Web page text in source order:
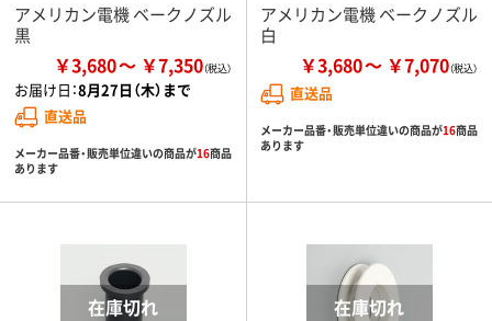
アメリカン電機 ベークノズル
黒
￥3,680 ￥7,350
お届け日：8月27日（木）まで
直送品
メーカー品番・販売単位違いの商品が16商品
あります
アメリカン電機 ベークノズル
白
￥3,680 ￥7,070
直送品
メーカー品番・販売単位違いの商品が16商品
あります